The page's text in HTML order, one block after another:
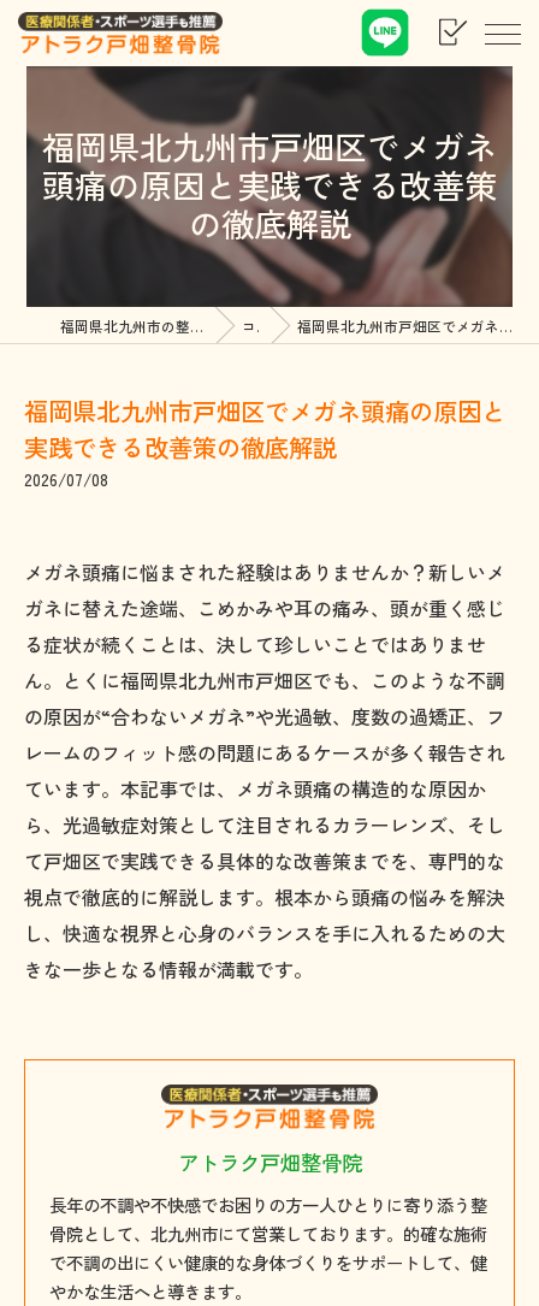
福岡県北九州市戸畑区でメガネ
頭痛の原因と実践できる改善策
の徹底解説
福岡県北九州市の整骨院ならアトラク戸畑整骨院 コラム 福岡県北九州市戸畑区でメガネ頭痛の原因と実践できる改善策の徹底解説
福岡県北九州市戸畑区でメガネ頭痛の原因と
実践できる改善策の徹底解説
2026/07/08
メガネ頭痛に悩まされた経験はありませんか？新しいメ
ガネに替えた途端、こめかみや耳の痛み、頭が重く感じ
る症状が続くことは、決して珍しいことではありませ
ん。とくに福岡県北九州市戸畑区でも、このような不調
の原因が“合わないメガネ”や光過敏、度数の過矯正、フ
レームのフィット感の問題にあるケースが多く報告され
ています。本記事では、メガネ頭痛の構造的な原因か
ら、光過敏症対策として注目されるカラーレンズ、そし
て戸畑区で実践できる具体的な改善策までを、専門的な
視点で徹底的に解説します。根本から頭痛の悩みを解決
し、快適な視界と心身のバランスを手に入れるための大
きな一歩となる情報が満載です。
アトラク戸畑整骨院
長年の不調や不快感でお困りの方一人ひとりに寄り添う整
骨院として、北九州市にて営業しております。的確な施術
で不調の出にくい健康的な身体づくりをサポートして、健
やかな生活へと導きます。